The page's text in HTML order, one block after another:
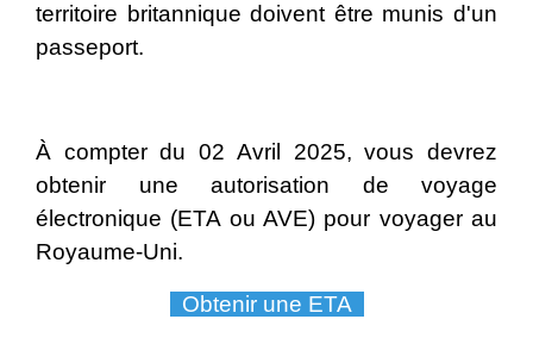
territoire britannique doivent être munis d'un
passeport.
À compter du 02 Avril 2025, vous devrez
obtenir une autorisation de voyage
électronique (ETA ou AVE) pour voyager au
Royaume-Uni.
Obtenir une ETA